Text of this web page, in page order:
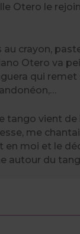
Otero le
au crayon,
Otero va
qui remet
tango vient
me
en moi et le
autour du